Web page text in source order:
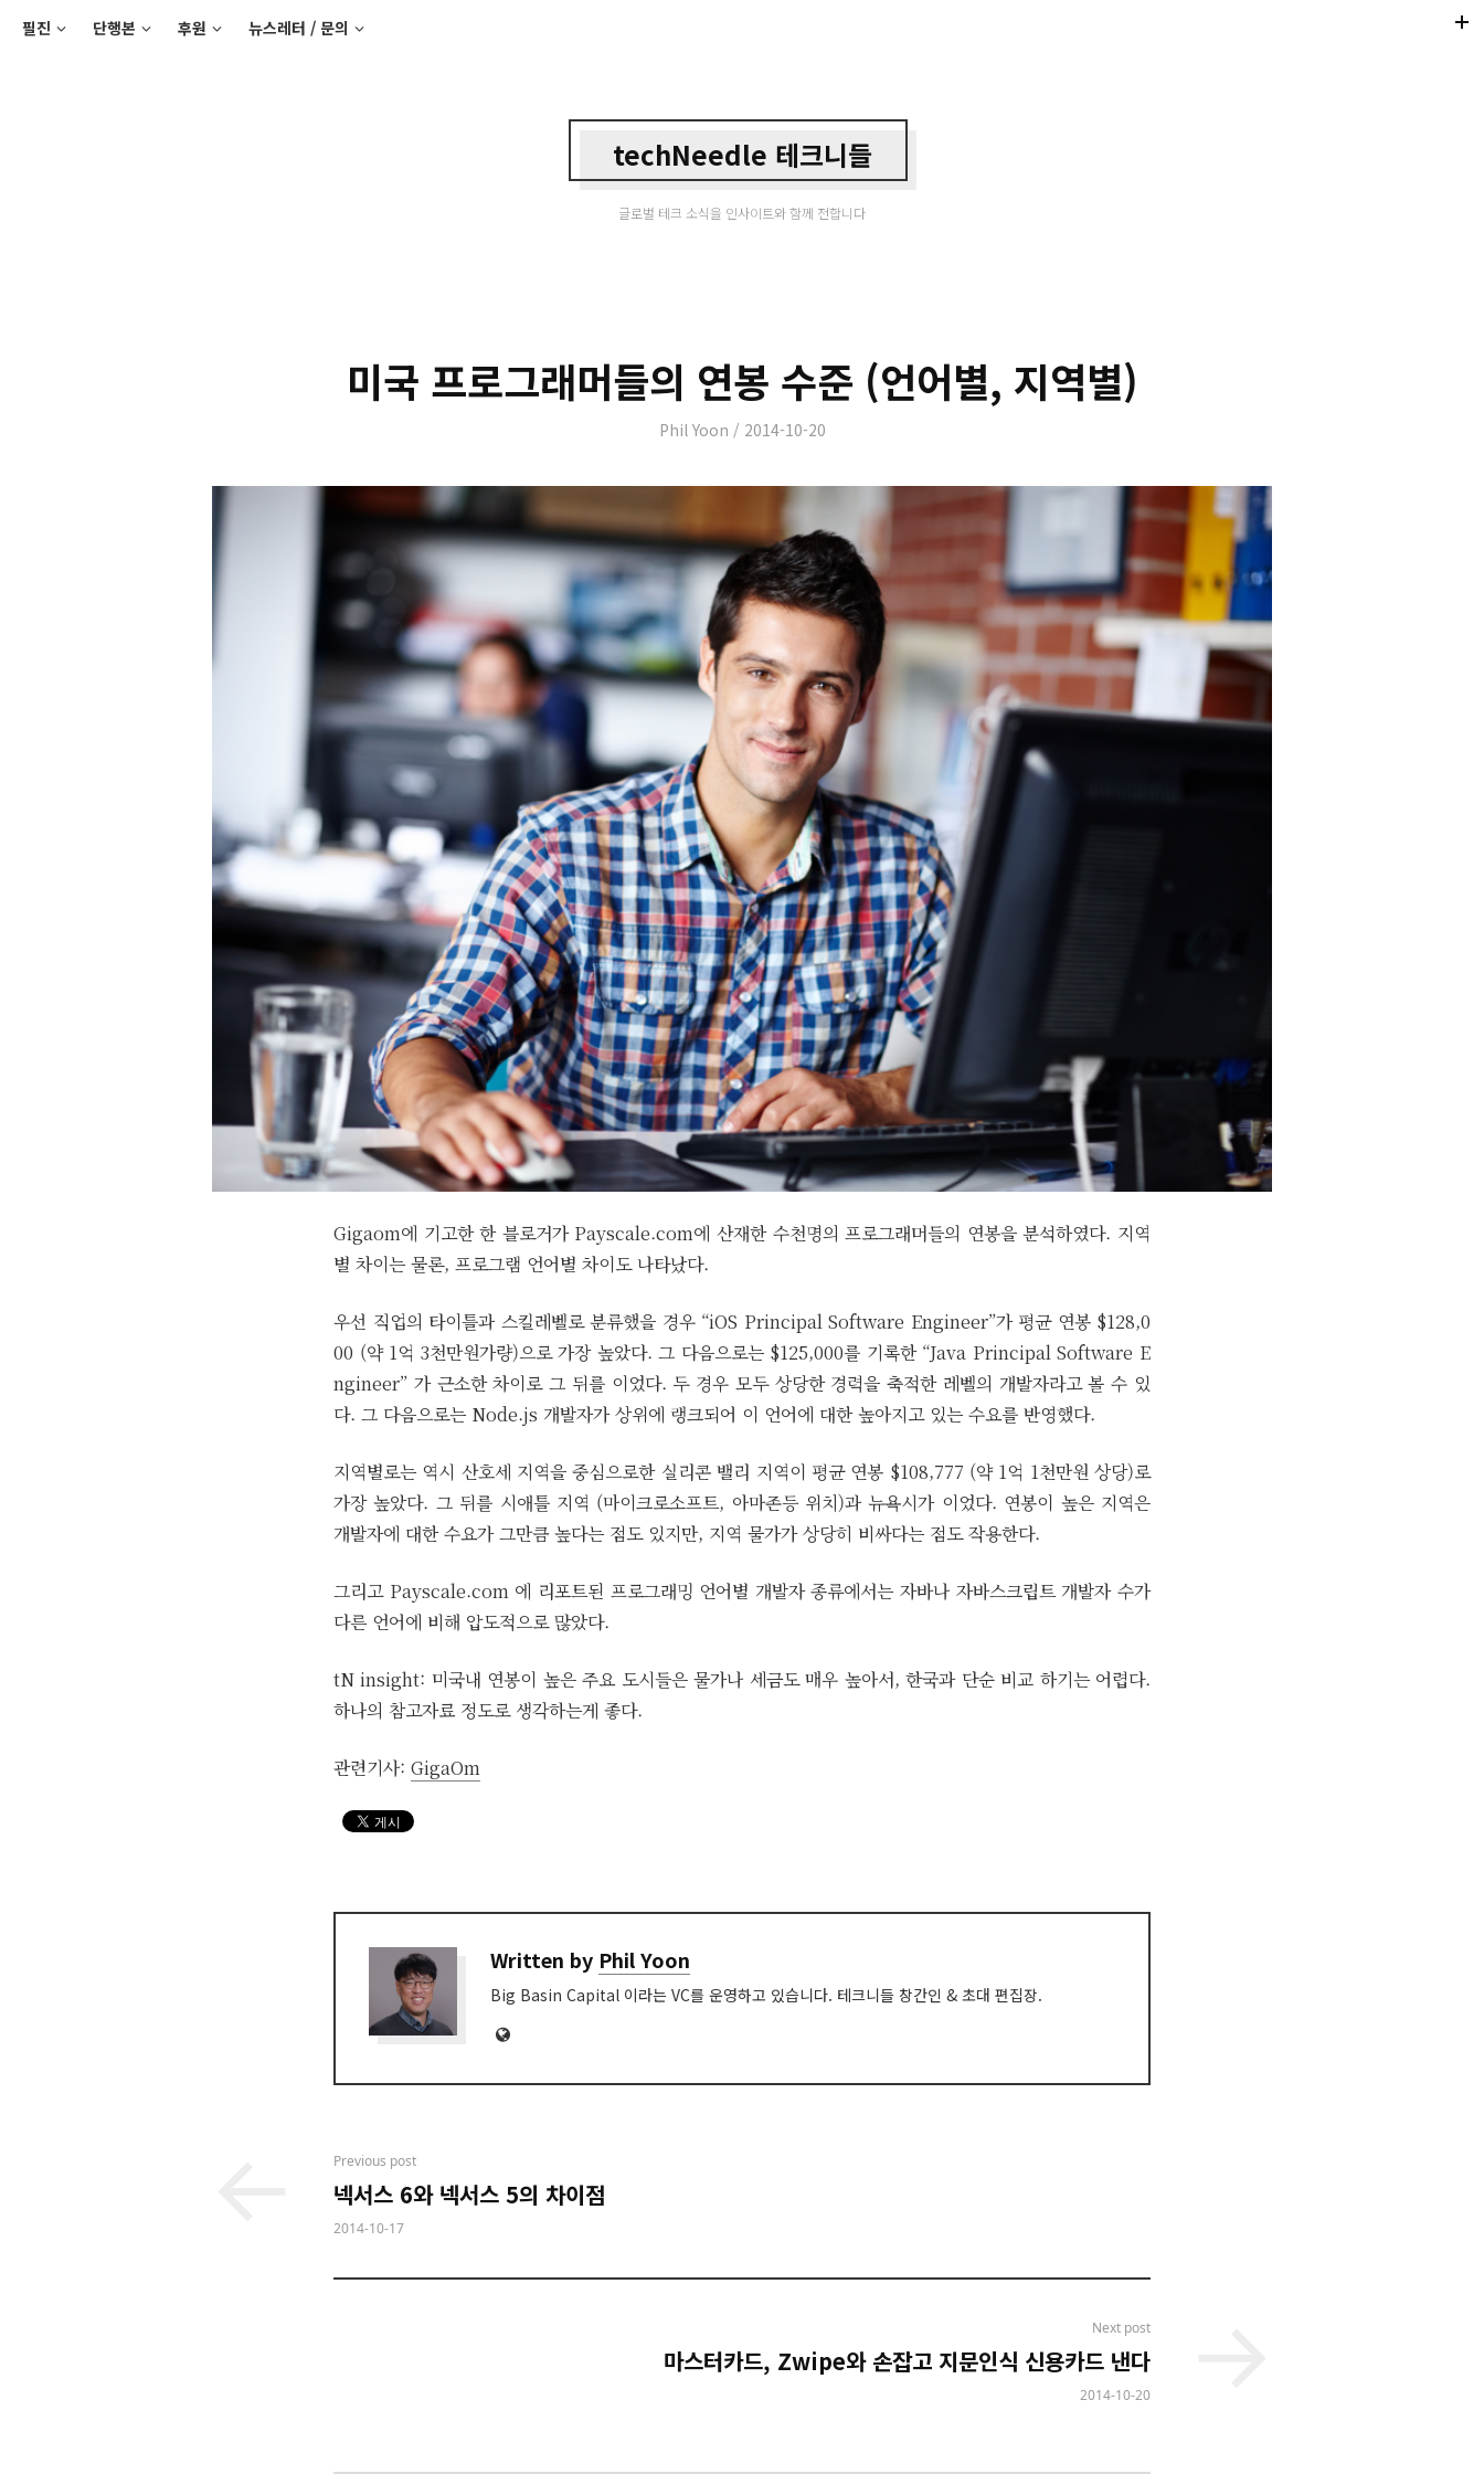
필진 단행본 후원 뉴스레터 / 문의
techNeedle 테크니들
글로벌 테크 소식을 인사이트와 함께 전합니다
미국 프로그래머들의 연봉 수준 (언어별, 지역별)
Author
Phil Yoon
Posted
2014-10-20
Gigaom에 기고한 한 블로거가 Payscale.com에 산재한 수천명의 프로그래머들의 연봉을 분석하였다. 지역
별 차이는 물론, 프로그램 언어별 차이도 나타났다.
우선 직업의 타이틀과 스킬레벨로 분류했을 경우 “iOS Principal Software Engineer”가 평균 연봉 $128,0
00 (약 1억 3천만원가량)으로 가장 높았다. 그 다음으로는 $125,000를 기록한 “Java Principal Software E
ngineer” 가 근소한 차이로 그 뒤를 이었다. 두 경우 모두 상당한 경력을 축적한 레벨의 개발자라고 볼 수 있
다. 그 다음으로는 Node.js 개발자가 상위에 랭크되어 이 언어에 대한 높아지고 있는 수요를 반영했다.
지역별로는 역시 산호세 지역을 중심으로한 실리콘 밸리 지역이 평균 연봉 $108,777 (약 1억 1천만원 상당)로
가장 높았다. 그 뒤를 시애틀 지역 (마이크로소프트, 아마존등 위치)과 뉴욕시가 이었다. 연봉이 높은 지역은
개발자에 대한 수요가 그만큼 높다는 점도 있지만, 지역 물가가 상당히 비싸다는 점도 작용한다.
그리고 Payscale.com 에 리포트된 프로그래밍 언어별 개발자 종류에서는 자바나 자바스크립트 개발자 수가
다른 언어에 비해 압도적으로 많았다.
tN insight: 미국내 연봉이 높은 주요 도시들은 물가나 세금도 매우 높아서, 한국과 단순 비교 하기는 어렵다.
하나의 참고자료 정도로 생각하는게 좋다.
관련기사: GigaOm
Written by Phil Yoon
Big Basin Capital 이라는 VC를 운영하고 있습니다. 테크니들 창간인 & 초대 편집장.
Website
navigation
Previous post
넥서스 6와 넥서스 5의 차이점
2014-10-17
Next post
마스터카드, Zwipe와 손잡고 지문인식 신용카드 낸다
2014-10-20